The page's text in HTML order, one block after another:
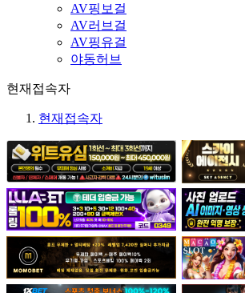
AV핑보걸
AV러브걸
AV핑유걸
야동허브
현재접속자
현재접속자